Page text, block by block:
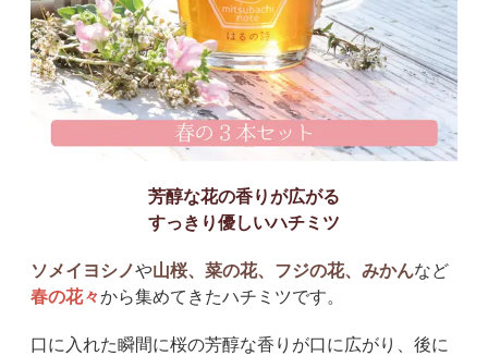
芳醇な花の香りが広がる
すっきり優しいハチミツ
ソメイヨシノや山桜、菜の花、フジの花、みかんなど
春の花々から集めてきたハチミツです。
口に入れた瞬間に桜の芳醇な香りが口に広がり、後に